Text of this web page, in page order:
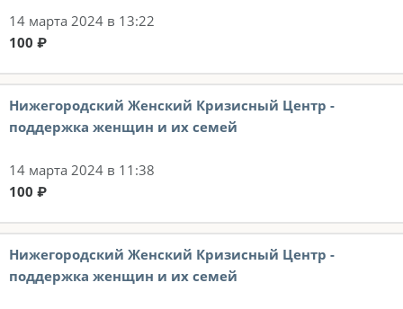
14 марта 2024 в 13:22
100 ₽
Нижегородский Женский Кризисный Центр -
поддержка женщин и их семей
14 марта 2024 в 11:38
100 ₽
Нижегородский Женский Кризисный Центр -
поддержка женщин и их семей